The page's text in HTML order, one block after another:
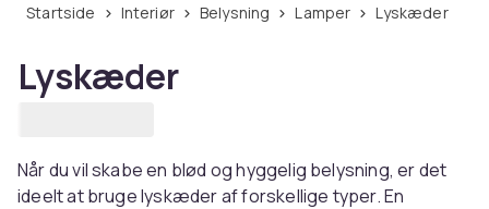
Startside Interiør Belysning Lamper Lyskæder
Lyskæder
Når du vil skabe en blød og hyggelig belysning, er det
ideelt at bruge lyskæder af forskellige typer. En